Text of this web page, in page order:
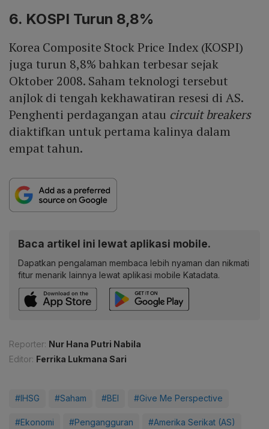
6. KOSPI Turun 8,8%
Korea Composite Stock Price Index (KOSPI)
juga turun 8,8% bahkan terbesar sejak
Oktober 2008. Saham teknologi tersebut
anjlok di tengah kekhawatiran resesi di AS.
Penghenti perdagangan atau circuit breakers
diaktifkan untuk pertama kalinya dalam
empat tahun.
Baca artikel ini lewat aplikasi mobile.
Dapatkan pengalaman membaca lebih nyaman dan nikmati
fitur menarik lainnya lewat aplikasi mobile Katadata.
Reporter: Nur Hana Putri Nabila
Editor: Ferrika Lukmana Sari
#IHSG #Saham #BEI #Give Me Perspective
#Ekonomi #Pengangguran #Amerika Serikat (AS)